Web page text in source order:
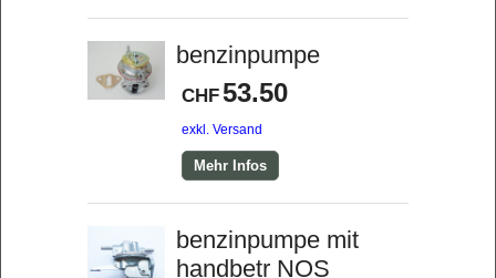
benzinpumpe
CHF53.50
exkl. Versand
Mehr Infos
benzinpumpe mit
handbetr NOS